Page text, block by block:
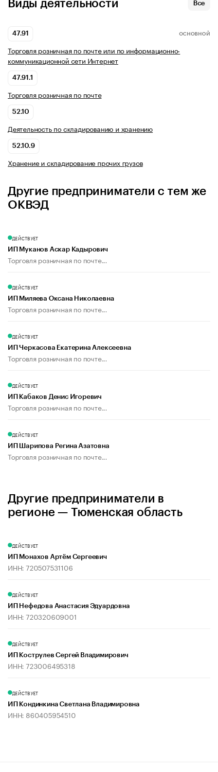
Виды деятельности Все
47.91 ОСНОВНОЙ
Торговля розничная по почте или по информационно-
коммуникационной сети Интернет
47.91.1
Торговля розничная по почте
52.10
Деятельность по складированию и хранению
52.10.9
Хранение и складирование прочих грузов
Другие предприниматели с тем же
ОКВЭД
ДЕЙСТВУЕТ
ИП Муканов Аскар Кадырович
Торговля розничная по почте...
ДЕЙСТВУЕТ
ИП Миляева Оксана Николаевна
Торговля розничная по почте...
ДЕЙСТВУЕТ
ИП Черкасова Екатерина Алексеевна
Торговля розничная по почте...
ДЕЙСТВУЕТ
ИП Кабаков Денис Игоревич
Торговля розничная по почте...
ДЕЙСТВУЕТ
ИП Шарипова Регина Азатовна
Торговля розничная по почте...
Другие предприниматели в
регионе — Тюменская область
ДЕЙСТВУЕТ
ИП Монахов Артём Сергеевич
ИНН: 720507531106
ДЕЙСТВУЕТ
ИП Нефедова Анастасия Эдуардовна
ИНН: 720320609001
ДЕЙСТВУЕТ
ИП Кострулев Сергей Владимирович
ИНН: 723006495318
ДЕЙСТВУЕТ
ИП Кондинкина Светлана Владимировна
ИНН: 860405954510